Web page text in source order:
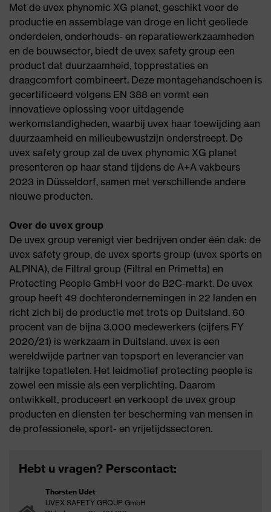
Met de uvex phynomic XG planet, geschikt voor de
productie en assemblage van droge en licht geoliede
onderdelen, onderhouds- en reparatiewerkzaamheden
en de bouwsector, biedt de uvex safety group een
product dat duurzaamheid, topprestaties en
draagcomfort combineert. Deze montagehandschoen is
gecertificeerd volgens EN 388 en vormt een
innovatieve oplossing voor uitdagende
werkomstandigheden, waarbij uvex haar toewijding aan
duurzaamheid en milieubewustzijn onderstreept. De
uvex safety group zal de uvex phynomic XG planet
presenteren op haar stand tijdens de A+A vakbeurs
2023 in Düsseldorf, samen met verschillende andere
nieuwe producten.
Over de uvex group
De uvex group verenigt vier bedrijven onder één dak: de
uvex safety group, de uvex sports group (uvex sports en
ALPINA), de Filtral group (Filtral en Primetta) en
Protecting People GmbH voor de B2C-markt. De uvex
group heeft 49 dochterondernemingen in 22 landen en
richt zich bij de productie met trots op Duitsland. 60
procent van de bijna 3.000 medewerkers (cijfers FY
2020/21) is werkzaam in Duitsland. uvex is een
wereldwijde partner van topsport en leverancier van
talrijke topatleten. Het leidmotief protecting people is
zowel een missie als een verplichting. Daarom
ontwikkelt, produceert en verkoopt de uvex group
producten en diensten ter bescherming van mensen in
de professionele, sport- en vrijetijdssectoren.
Hebt u vragen? Perscontact:
Thorsten Udet
UVEX SAFETY GROUP GmbH